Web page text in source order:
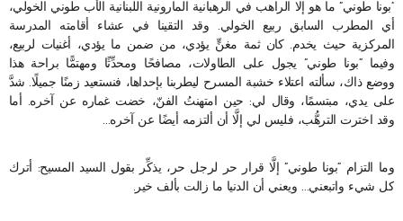
“بونا طوني” ما هو إلا الراهب في الرهبانية المارونية اللبنانية الأب طوني الخولي،
أي المطرب السابق ربيع الخولي. وقد التقينا في عشاء أقامته المدرسة
المركزية حيث يخدم. كان ثمة مغنٍّ يؤدي، من ضمن ما يؤدي، أغنيات لربيع،
وفيما “بونا طوني” يجول على الطاولات، مصافحًا ومحدِّثًا ومهتمًّا براحة هذا
ووضع ذاك، سألته اعتلاء خشبة المسرح ليطربنا بإحداها، فنستعيد زمنًا جميلًا. شدَّ
على يدي، مبتسمًا، وقال لي: حين امتهنتُ الفنّ، خضت غماره عن آخره. أما
وقد اخترت الترهُّب، فليس لي إلَّا أن ألتزمه أيضًا عن آخره…
وما التزام “بونا طوني” إلَّا قرار حر لرجل حر، يذكِّر بقول السيد المسيح: أترك
كل شيء واتبعني… ويعني أن الدنيا ما زالت بألف خير.